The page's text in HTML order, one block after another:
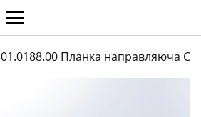
01.0188.00 Планка направляюча